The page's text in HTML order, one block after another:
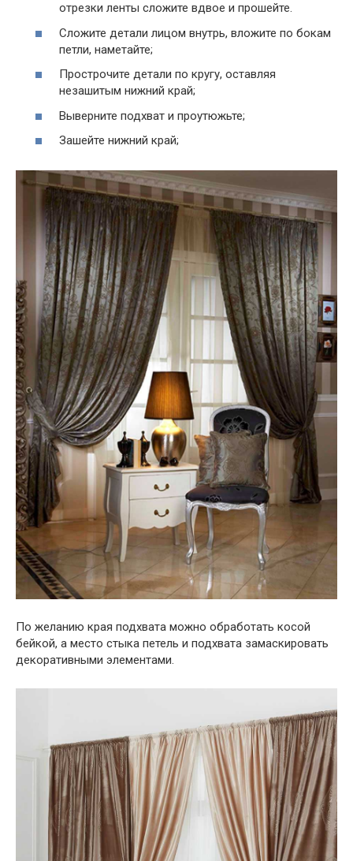
отрезки ленты сложите вдвое и прошейте.
Сложите детали лицом внутрь, вложите по бокам
петли, наметайте;
Прострочите детали по кругу, оставляя
незашитым нижний край;
Выверните подхват и проутюжьте;
Зашейте нижний край;
По желанию края подхвата можно обработать косой
бейкой, а место стыка петель и подхвата замаскировать
декоративными элементами.